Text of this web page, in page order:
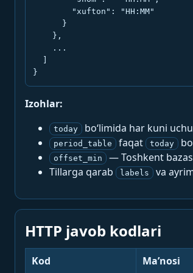
        "xufton": "HH:MM"
      }
    },
    ...
}
Izohlar:
today bo‘limida har kuni
period_table faqat today
offset_min
— Toshkent
Tillarga qarab
labels va
HTTP javob kodlari
Kod Ma’nosi